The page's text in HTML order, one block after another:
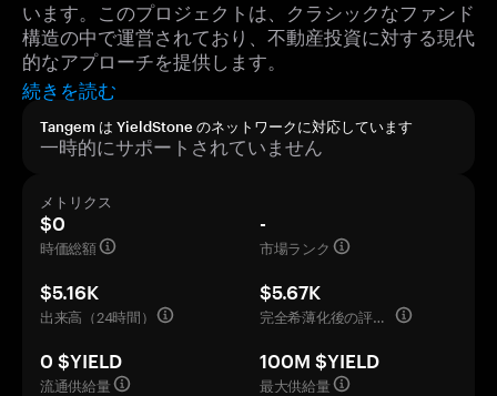
います。このプロジェクトは、クラシックなファンド
構造の中で運営されており、不動産投資に対する現代
的なアプローチを提供します。
続きを読む
Tangem は YieldStone のネットワークに対応しています
一時的にサポートされていません
メトリクス
$0
時価総額
-
市場ランク
$5.16K
出来高（24時間）
$5.67K
完全希薄化後の評価額
0 $YIELD
流通供給量
100M $YIELD
最大供給量